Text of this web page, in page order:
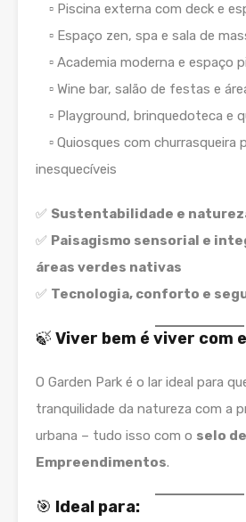
▫️ Piscina externa com deck e
▫️ Espaço zen, spa e sala de
▫️ Academia moderna e espaço
▫️ Wine bar, salão de festas e
▫️ Playground, brinquedoteca e
▫️ Quiosques com churrasqueira
inesquecíveis
✅ Sustentabilidade e
✅ Paisagismo sensorial e
áreas verdes nativas
✅ Tecnologia, conforto e
🍃 Viver bem é viver com
O Garden Park é o lar ideal para
tranquilidade da natureza com a
urbana – tudo isso com o selo
Empreendimentos.
🎯 Ideal para: